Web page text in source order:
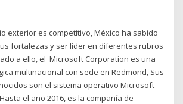
exterior es competitivo, México ha sabido
fortalezas y ser líder en diferentes rubros
a ello, el Microsoft Corporation es una
multinacional con sede en Redmond, Sus
son el sistema operativo Microsoft
el año 2016, es la compañía de